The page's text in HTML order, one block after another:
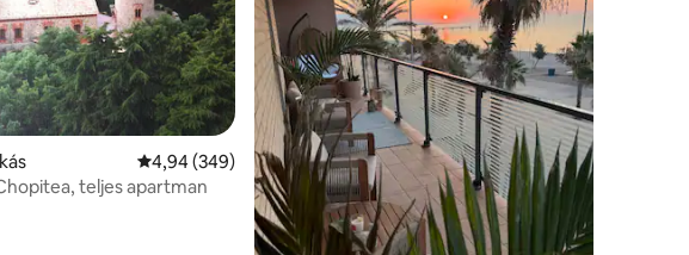
vélemény
Átlagos értékelés: 5/4,94, 349 vélemény
4,94 (349)
teljes apartman